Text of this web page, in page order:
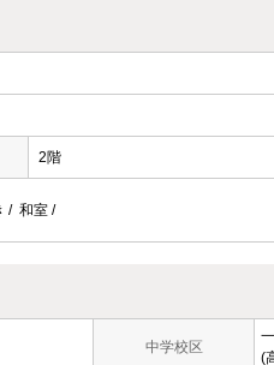
2階
/ 和室 /
中学校区
(